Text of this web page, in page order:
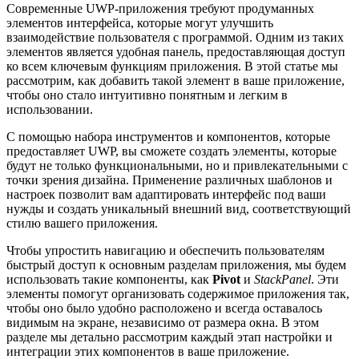
Современные UWP-приложения требуют продуманных
элементов интерфейса, которые могут улучшить
взаимодействие пользователя с программой. Одним из таких
элементов является удобная панель, предоставляющая доступ
ко всем ключевым функциям приложения. В этой статье мы
рассмотрим, как добавить такой элемент в ваше приложение,
чтобы оно стало интуитивно понятным и легким в
использовании.
С помощью набора инструментов и компонентов, которые
предоставляет UWP, вы сможете создать элементы, которые
будут не только функциональными, но и привлекательными с
точки зрения дизайна. Применение различных шаблонов и
настроек позволит вам адаптировать интерфейс под ваши
нужды и создать уникальный внешний вид, соответствующий
стилю вашего приложения.
Чтобы упростить навигацию и обеспечить пользователям
быстрый доступ к основным разделам приложения, мы будем
использовать такие компоненты, как Pivot и StackPanel. Эти
элементы помогут организовать содержимое приложения так,
чтобы оно было удобно расположено и всегда оставалось
видимым на экране, независимо от размера окна. В этом
разделе мы детально рассмотрим каждый этап настройки и
интеграции этих компонентов в ваше приложение.